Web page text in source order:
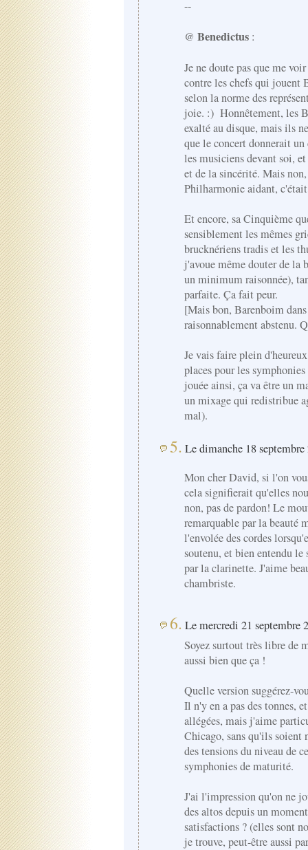
--
@ Benedictus:
Je ne doute pas que me
contre les chefs qui jouent
selon la norme des
joie. :) Honnêtement, les
exalté au disque, mais ils
que le concert donnerait
les musiciens devant soi,
et de la sincérité. Mais
Philharmonie aidant,
Et encore, sa Cinquième
sensiblement les mêmes
brucknériens tradis et les
j'avoue même douter de
un minimum raisonnée),
parfaite. Ça fait peur.
[Mais bon, Barenboim
raisonnablement abstenu.
Je vais faire plein
places pour les
jouée ainsi, ça va être un
un mixage qui redistribue
mal).
5. Le dimanche 18
Mon cher David, si l'on
cela signifierait qu'elles
non, pas de pardon! Le
remarquable par la beauté
l'envolée des cordes
soutenu, et bien entendu
par la clarinette. J'aime
chambriste.
6. Le mercredi 21 septembre
Soyez surtout très libre de
aussi bien que ça !
Quelle version suggérez-
Il n'y en a pas des tonnes,
allégées, mais j'aime
Chicago, sans qu'ils soient
des tensions du niveau de
symphonies de maturité.
J'ai l'impression qu'on ne
des altos depuis un
satisfactions ? (elles sont
je trouve, peut-être aussi